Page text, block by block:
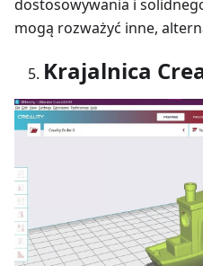
dostosowywania i
mogą rozważyć inne,
Krajalnica